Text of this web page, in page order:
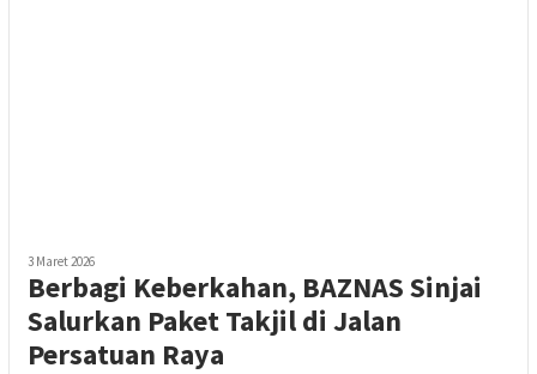
3 Maret 2026
Berbagi Keberkahan, BAZNAS Sinjai
Salurkan Paket Takjil di Jalan
Persatuan Raya